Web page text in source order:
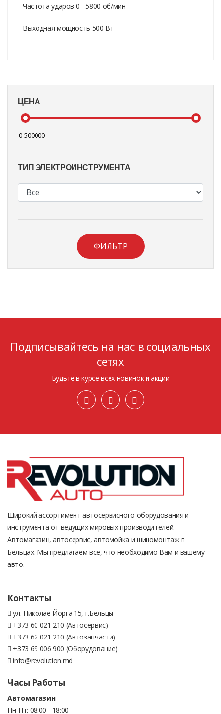
ЦЕНА
ТИП ЭЛЕКТРОИНСТРУМЕНТА
ФИЛЬТР
Частота ударов 0 - 5800 об/мин
Выходная мощность 500 Вт
Подписывайтесь на нас в социальных
сетях
Будьте в курсе всех новинок и акций
Широкий ассортимент автосервисного оборудования и
инструмента от ведущих мировых производителей.
Автомагазин, автосервис, автомойка и шиномонтаж в
Бельцах. Мы предлагаем все, что необходимо Вам и вашему
авто.
Контакты
ул. Николае Йорга 15, г.Бельцы
+373 60 021 210 (Автосервис)
+373 62 021 210 (Автозапчасти)
+373 69 006 900 (Оборудование)
info@revolution.md
Часы Работы
Автомагазин
Пн-Пт: 08:00 - 18:00